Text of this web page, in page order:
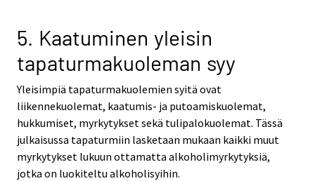
5. Kaatuminen yleisin
tapaturmakuoleman syy
Yleisimpiä tapaturmakuolemien syitä ovat
liikennekuolemat, kaatumis- ja putoamiskuolemat,
hukkumiset, myrkytykset sekä tulipalokuolemat. Tässä
julkaisussa tapaturmiin lasketaan mukaan kaikki muut
myrkytykset lukuun ottamatta alkoholimyrkytyksiä,
jotka on luokiteltu alkoholisyihin.